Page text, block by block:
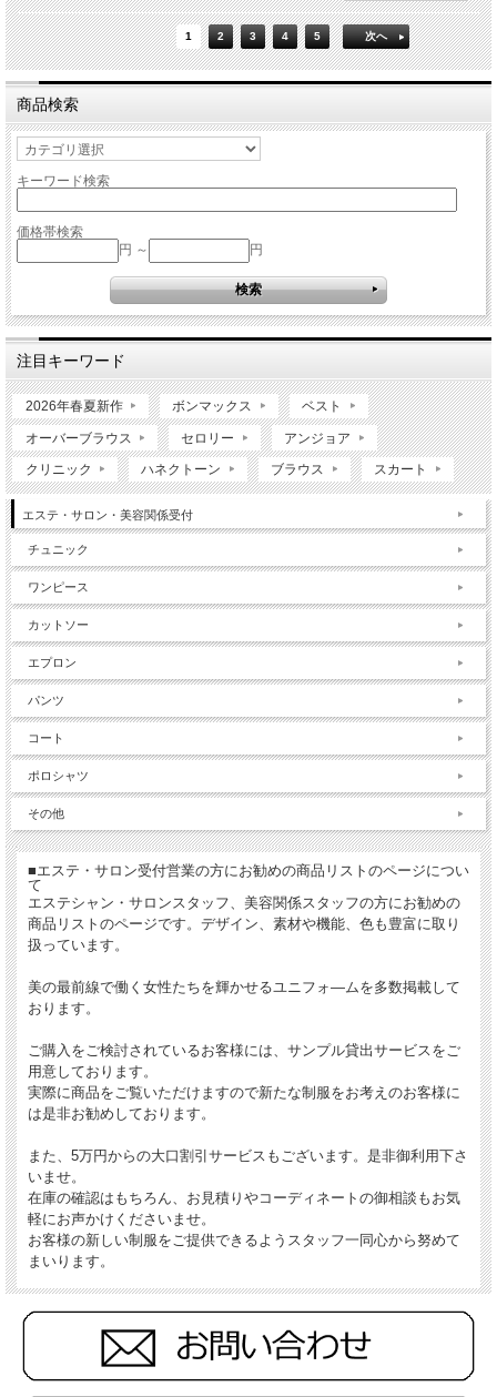
1 2 3 4 5 次へ
商品検索
キーワード検索
価格帯検索
円 ～
円
注目キーワード
2026年春夏新作 ボンマックス ベスト
オーバーブラウス セロリー アンジョア
クリニック ハネクトーン ブラウス スカート
エステ・サロン・美容関係受付
チュニック
ワンピース
カットソー
エプロン
パンツ
コート
ポロシャツ
その他
■エステ・サロン受付営業の方にお勧めの商品リストのページについ
て
エステシャン・サロンスタッフ、美容関係スタッフの方にお勧めの
商品リストのページです。デザイン、素材や機能、色も豊富に取り
扱っています。
美の最前線で働く女性たちを輝かせるユニフォ―ムを多数掲載して
おります。
ご購入をご検討されているお客様には、サンプル貸出サービスをご
用意しております。
実際に商品をご覧いただけますので新たな制服をお考えのお客様に
は是非お勧めしております。
また、5万円からの大口割引サービスもございます。是非御利用下さ
いませ。
在庫の確認はもちろん、お見積りやコーディネートの御相談もお気
軽にお声かけくださいませ。
お客様の新しい制服をご提供できるようスタッフ一同心から努めて
まいります。